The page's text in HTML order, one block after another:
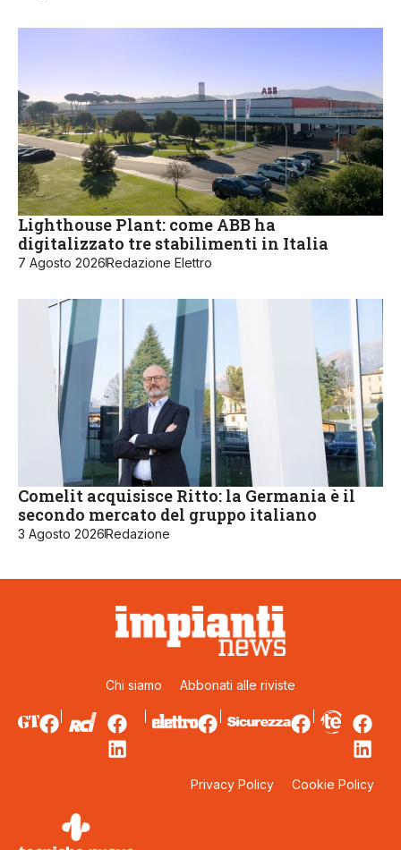
Lighthouse Plant: come ABB ha
digitalizzato tre stabilimenti in Italia
7 Agosto 2026Redazione Elettro
Comelit acquisisce Ritto: la Germania è il
secondo mercato del gruppo italiano
3 Agosto 2026Redazione
Chi siamo Abbonati alle riviste
Privacy Policy Cookie Policy